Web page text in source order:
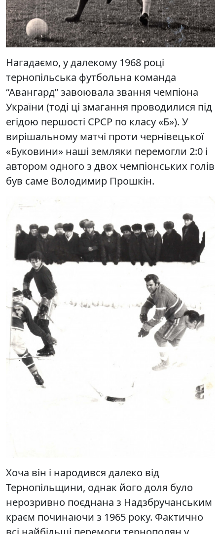
Нагадаємо, у далекому 1968 році
тернопільська футбольна команда
“Авангард” завоювала звання чемпіона
України (тоді ці змагання проводилися під
егідою першості СРСР по класу «Б»). У
вирішальному матчі проти чернівецької
«Буковини» наші земляки перемогли 2:0 і
автором одного з двох чемпіонських голів
був саме Володимир Прошкін.
Хоча він і народився далеко від
Тернопільщини, однак його доля було
нерозривно поєднана з Надзбручанським
краєм починаючи з 1965 року. Фактично